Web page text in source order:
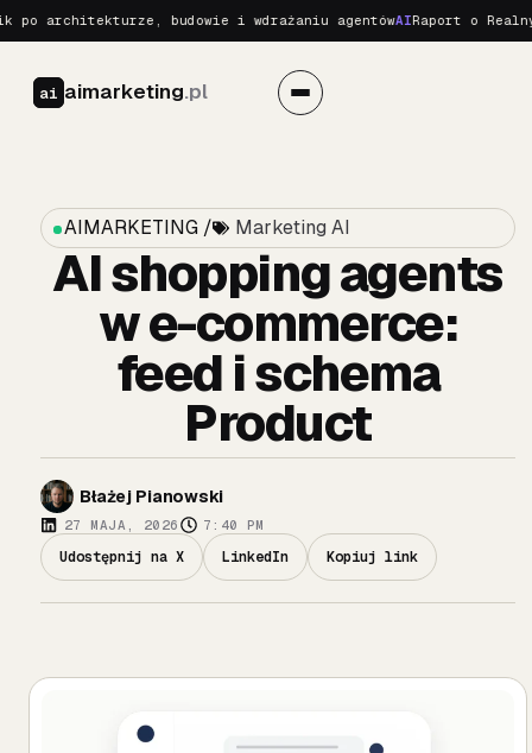
architekturze, budowie i wdrażaniu agentówAIRaport o Realnych
ai aimarketing.pl
AIMARKETING / Marketing AI
AI shopping agents
w e-commerce:
feed i schema
Product
Błażej Pianowski
27 MAJA, 2026 7:40 PM
Udostępnij na X LinkedIn Kopiuj link